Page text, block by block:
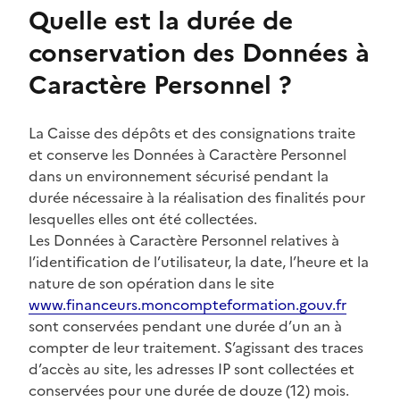
Quelle est la durée de
conservation des Données à
Caractère Personnel ?
La Caisse des dépôts et des consignations traite
et conserve les Données à Caractère Personnel
dans un environnement sécurisé pendant la
durée nécessaire à la réalisation des finalités pour
lesquelles elles ont été collectées.
Les Données à Caractère Personnel relatives à
l’identification de l’utilisateur, la date, l’heure et la
nature de son opération dans le site
www.financeurs.moncompteformation.gouv.fr
sont conservées pendant une durée d’un an à
compter de leur traitement. S’agissant des traces
d’accès au site, les adresses IP sont collectées et
conservées pour une durée de douze (12) mois.